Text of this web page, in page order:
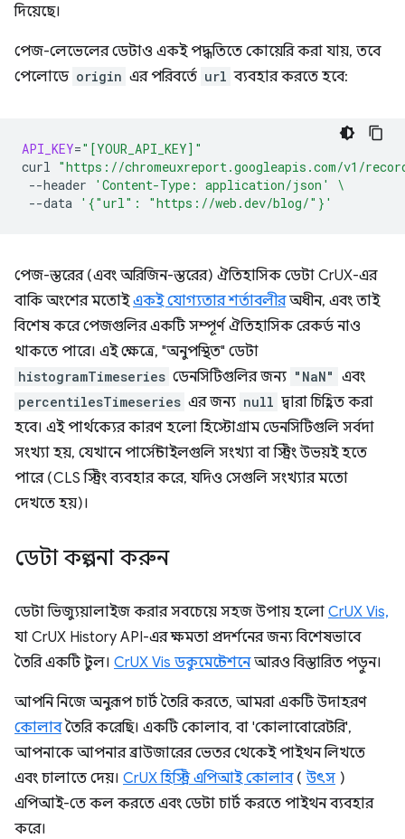
দিয়েছে।
পেজ-লেভেলের ডেটাও একই পদ্ধতিতে কোয়েরি করা যায়, তবে
পেলোডে origin এর পরিবর্তে url ব্যবহার করতে হবে:
API_KEY="[YOUR_API_KEY]"
curl "https://chromeuxreport.googleapis.com/v1/
--header
'Content-Type: application/json'
\
--data '{"url": "https://web.dev/blog/"}'
পেজ-স্তরের (এবং অরিজিন-স্তরের) ঐতিহাসিক ডেটা CrUX-এর
বাকি অংশের মতোইএকই যোগ্যতার শর্তাবলীরঅধীন, এবং তাই
বিশেষ করে পেজগুলির একটি সম্পূর্ণ ঐতিহাসিক রেকর্ড নাও
থাকতে পারে। এই ক্ষেত্রে, "অনুপস্থিত" ডেটা
histogramTimeseries ডেনসিটিগুলির জন্য "NaN" এবং
percentilesTimeseries এর জন্য null দ্বারা চিহ্নিত করা
হবে। এই পার্থক্যের কারণ হলো হিস্টোগ্রাম ডেনসিটিগুলি সর্বদা
সংখ্যা হয়, যেখানে পার্সেন্টাইলগুলি সংখ্যা বা স্ট্রিং উভয়ই হতে
পারে (CLS স্ট্রিং ব্যবহার করে, যদিও সেগুলি সংখ্যার মতো
দেখতে হয়)।
ডেটা কল্পনা করুন
ডেটা ভিজ্যুয়ালাইজ করার সবচেয়ে সহজ উপায় হলো CrUX Vis,
যা CrUX History API-এর ক্ষমতা প্রদর্শনের জন্য বিশেষভাবে
তৈরি একটি টুল। CrUX Vis ডকুমেন্টেশনেআরও বিস্তারিত পড়ুন।
আপনি নিজে অনুরূপ চার্ট তৈরি করতে, আমরা একটি উদাহরণ
কোলাবতৈরি করেছি। একটি কোলাব, বা 'কোলাবোরেটরি',
আপনাকে আপনার ব্রাউজারের ভেতর থেকেই পাইথন লিখতে
এবং চালাতে দেয়। CrUX হিস্ট্রি এপিআই কোলাব(উৎস )
এপিআই-তে কল করতে এবং ডেটা চার্ট করতে পাইথন ব্যবহার
করে।